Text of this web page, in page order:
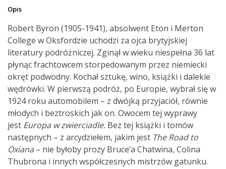
Opis
Robert Byron (1905-1941), absolwent Eton i Merton
College w Oksfordzie uchodzi za ojca brytyjskiej
literatury podróżniczej. Zginął w wieku niespełna 36 lat
płynąc frachtowcem storpedowanym przez niemiecki
okręt podwodny. Kochał sztukę, wino, książki i dalekie
wędrówki. W pierwszą podróż, po Europie, wybrał się w
1924 roku automobilem – z dwójką przyjaciół, równie
młodych i beztroskich jak on. Owocem tej wyprawy
jest Europa w zwierciadle. Bez tej książki i tomów
następnych – z arcydziełem, jakim jest The Road to
Oxiana – nie byłoby prozy Bruce’a Chatwina, Colina
Thubrona i innych współczesnych mistrzów gatunku.